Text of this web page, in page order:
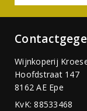
Wijnkoperij
Hoofdstraat 147
8162 AE Epe
KvK: 88533468